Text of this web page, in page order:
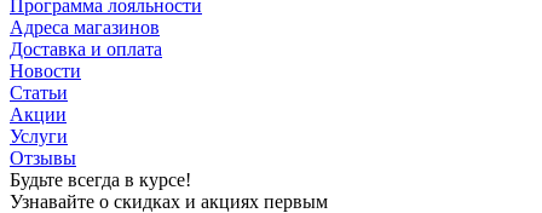
Программа лояльности
Адреса магазинов
Доставка и оплата
Новости
Статьи
Акции
Услуги
Отзывы
Будьте всегда в курсе!
Узнавайте о скидках и акциях первым